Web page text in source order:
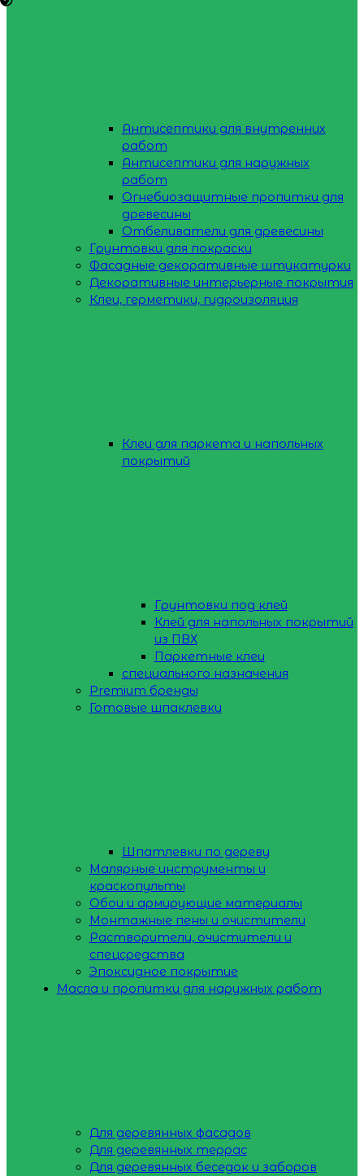
Антисептики для внутренних
работ
Антисептики для наружных
работ
Огнебиозащитные пропитки для
древесины
Отбеливатели для древесины
Грунтовки для покраски
Фасадные декоративные штукатурки
Декоративные интерьерные покрытия
Клеи, герметики, гидроизоляция
Клеи для паркета и напольных
покрытий
Грунтовки под клей
Клей для напольных покрытий
из ПВХ
Паркетные клеи
специального назначения
Premium бренды
Готовые шпаклевки
Шпатлевки по дереву
Малярные инструменты и
краскопульты
Обои и армирующие материалы
Монтажные пены и очистители
Растворители, очистители и
спецсредства
Эпоксидное покрытие
Масла и пропитки для наружных работ
Для деревянных фасадов
Для деревянных террас
Для деревянных беседок и заборов